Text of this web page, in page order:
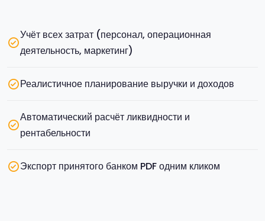
Учёт всех затрат (персонал, операционная
деятельность, маркетинг)
Реалистичное планирование выручки и доходов
Автоматический расчёт ликвидности и
рентабельности
Экспорт принятого банком PDF одним кликом